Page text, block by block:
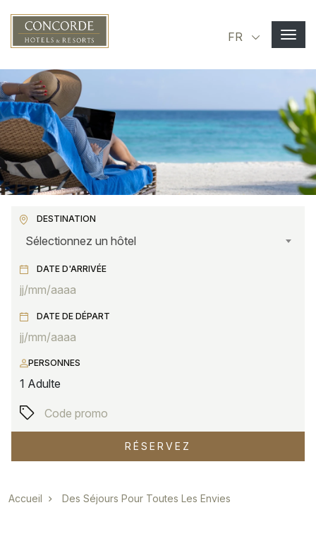
Select
FR
DESTINATION
Sélectionnez un hôtel
DATE D'ARRIVÉE
DATE DE DÉPART
PERSONNES
1 Adulte
RÉSERVEZ
Accueil Des Séjours Pour Toutes Les Envies